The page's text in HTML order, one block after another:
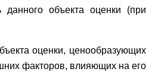
данного объекта оценки (при
оценки, ценообразующих
факторов, влияющих на его